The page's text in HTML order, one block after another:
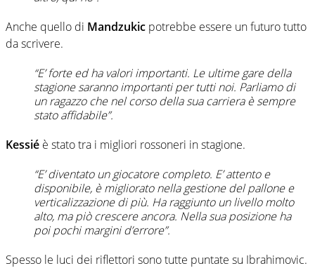
Anche quello di Mandzukic potrebbe essere un futuro tutto
da scrivere.
“E’ forte ed ha valori importanti. Le ultime gare della
stagione saranno importanti per tutti noi. Parliamo di
un ragazzo che nel corso della sua carriera è sempre
stato affidabile”.
Kessié è stato tra i migliori rossoneri in stagione.
“E’ diventato un giocatore completo. E’ attento e
disponibile, è migliorato nella gestione del pallone e
verticalizzazione di più. Ha raggiunto un livello molto
alto, ma piò crescere ancora. Nella sua posizione ha
poi pochi margini d’errore”.
Spesso le luci dei riflettori sono tutte puntate su Ibrahimovic.